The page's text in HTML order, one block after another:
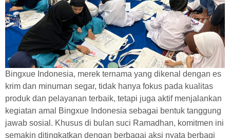
Bingxue Indonesia, merek ternama yang dikenal dengan es
krim dan minuman segar, tidak hanya fokus pada kualitas
produk dan pelayanan terbaik, tetapi juga aktif menjalankan
kegiatan amal Bingxue Indonesia sebagai bentuk tanggung
jawab sosial. Khusus di bulan suci Ramadhan, komitmen ini
semakin ditingkatkan dengan berbagai aksi nyata berbagi